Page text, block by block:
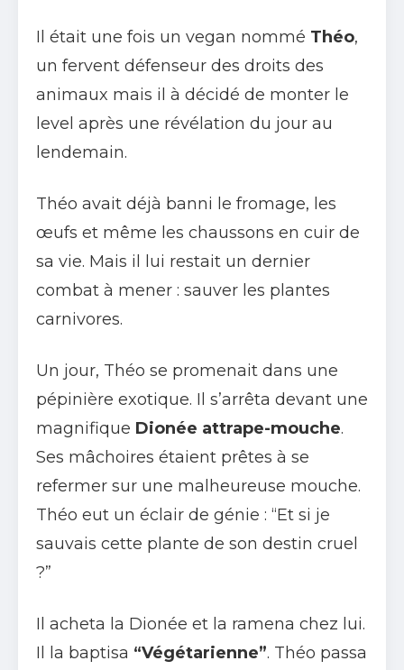
Il était une fois un vegan nommé Théo,
un fervent défenseur des droits des
animaux mais il à décidé de monter le
level après une révélation du jour au
lendemain.
Théo avait déjà banni le fromage, les
œufs et même les chaussons en cuir de
sa vie. Mais il lui restait un dernier
combat à mener : sauver les plantes
carnivores.
Un jour, Théo se promenait dans une
pépinière exotique. Il s’arrêta devant une
magnifique Dionée attrape-mouche.
Ses mâchoires étaient prêtes à se
refermer sur une malheureuse mouche.
Théo eut un éclair de génie : “Et si je
sauvais cette plante de son destin cruel
?”
Il acheta la Dionée et la ramena chez lui.
Il la baptisa “Végétarienne”. Théo passa